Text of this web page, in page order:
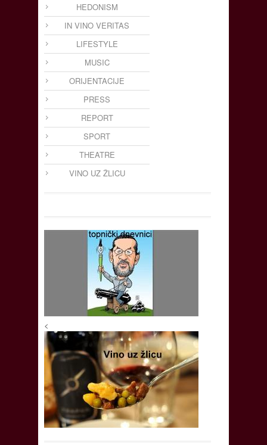
HEDONISM
IN VINO VERITAS
LIFESTYLE
MUSIC
ORIJENTACIJE
PRESS
REPORT
SPORT
THEATRE
VINO UZ ŽLICU
<